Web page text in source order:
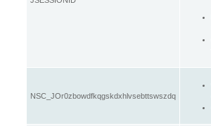
NSC_JOr0zbowdfkqgskdxhlvsebttswszdq